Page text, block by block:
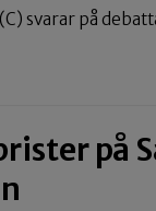
svarar på
på